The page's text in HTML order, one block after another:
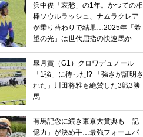
浜中俊「哀愁」の1年。かつての相
棒ソウルラッシュ、ナムラクレア
が乗り替わりで結果…2025年「希
望の光」は世代屈指の快速馬か
皐月賞（G1）クロワデュノール
「1強」に待った!? 「強さが証明さ
れた」川田将雅も絶賛した3戦3勝
馬
有馬記念に続き東京大賞典も「記
憶力」が決め手…最強フォーエバ